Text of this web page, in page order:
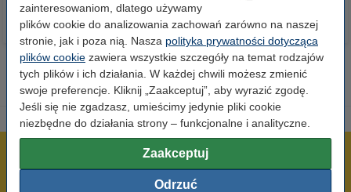
zainteresowaniom, dlatego używamy
plików cookie do analizowania zachowań zarówno na naszej
stronie, jak i poza nią. Nasza polityka prywatności dotycząca
plików cookie zawiera wszystkie szczegóły na temat rodzajów
tych plików i ich działania. W każdej chwili możesz zmienić
swoje preferencje. Kliknij „Zaakceptuj”, aby wyrazić zgodę.
Jeśli się nie zgadzasz, umieścimy jedynie pliki cookie
niezbędne do działania strony – funkcjonalne i analityczne.
Zaakceptuj
Odrzuć
600 tysięcy zadowolonych klientów